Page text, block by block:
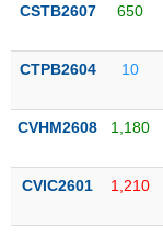
sơ
doanh
Tin
CSTB2607 650
CTPB2604 10
CVHM2608 1,180
CVIC2601 1,210
VẬT
CÔNG